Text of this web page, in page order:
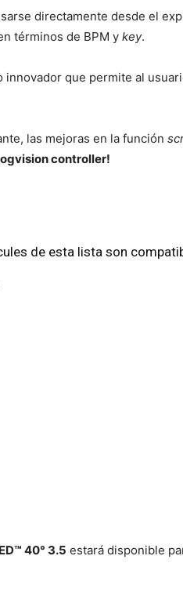
directamente desde el
términos de BPM y key.
innovador que permite al
las mejoras en la función
controller!
de esta lista son
40° 3.5 estará disponible